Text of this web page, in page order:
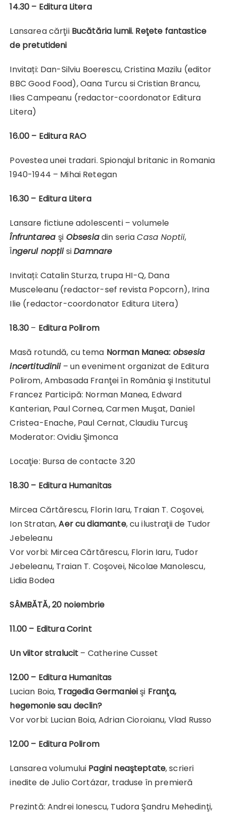
14.30 – Editura Litera
Lansarea cărţii Bucătăria lumii. Reţete fantastice
de pretutideni
Invitați: Dan-Silviu Boerescu, Cristina Mazilu (editor
BBC Good Food), Oana Turcu si Cristian Brancu,
Ilies Campeanu (redactor-coordonator Editura
Litera)
16.00 – Editura RAO
Povestea unei tradari. Spionajul britanic in Romania
1940-1944 – Mihai Retegan
16.30 – Editura Litera
Lansare fictiune adolescenti – volumele
Înfruntarea şi Obsesiadin seriaCasa Noptii,
Îngerul nopțiisiDamnare
Invitați: Catalin Sturza, trupa HI-Q, Dana
Musceleanu (redactor-sef revista Popcorn), Irina
Ilie (redactor-coordonator Editura Litera)
18.30 – Editura Polirom
Masă rotundă, cu tema Norman Manea: obsesia
incertitudinii– un eveniment organizat de Editura
Polirom, Ambasada Franţei în România şi Institutul
Francez Participă: Norman Manea, Edward
Kanterian, Paul Cornea, Carmen Muşat, Daniel
Cristea-Enache, Paul Cernat, Claudiu Turcuş
Moderator: Ovidiu Şimonca
Locaţie: Bursa de contacte 3.20
18.30 – Editura Humanitas
Mircea Cărtărescu, Florin Iaru, Traian T. Coşovei,
Ion Stratan,Aer cu diamante, cu ilustraţii de Tudor
Jebeleanu
Vor vorbi: Mircea Cărtărescu, Florin Iaru, Tudor
Jebeleanu, Traian T. Coşovei, Nicolae Manolescu,
Lidia Bodea
SÂMBĂTĂ, 20 noiembrie
11.00 – Editura Corint
Un viitor stralucit – Catherine Cusset
12.00 – Editura Humanitas
Lucian Boia, Tragedia Germaniei şi Franţa,
hegemonie sau declin?
Vor vorbi: Lucian Boia, Adrian Cioroianu, Vlad Russo
12.00 – Editura Polirom
Lansarea volumului Pagini neaşteptate, scrieri
inedite de Julio Cortázar, traduse în premieră
Prezintă: Andrei Ionescu, Tudora Şandru Mehedinţi,